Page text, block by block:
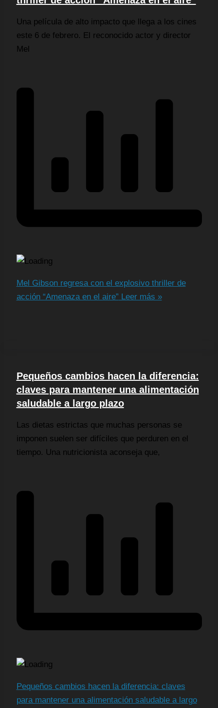
Una película de alto impacto que llega a los cines
este 6 de febrero. El reconocido actor y director
Mel
Mel Gibson regresa con el explosivo thriller de
acción “Amenaza en el aire” Leer más »
Pequeños cambios hacen la diferencia:
claves para mantener una alimentación
saludable a largo plazo
Las dietas estrictas que muchas personas se
imponen suelen ser difíciles que perduren en el
tiempo. Una nutricionista aconseja que,
Pequeños cambios hacen la diferencia: claves
para mantener una alimentación saludable a largo